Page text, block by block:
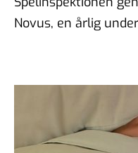
Novus, en årlig